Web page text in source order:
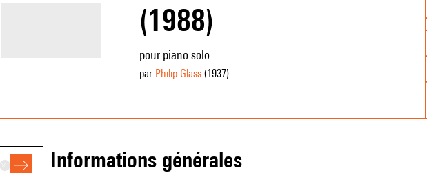
(1988)
pour piano solo
par Philip Glass(1937)
informations générales